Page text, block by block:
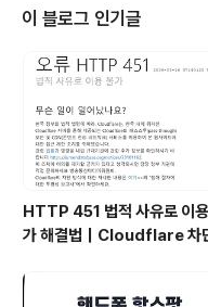
험과 엔터테인먼트를 선사하는만
럭시s9fe 성능 및 사양을 비교하고
는 다양한 할인혜택에 대해 알아본
들은 민트, 라벤더, 그레이 3가지
색상은 삼성닷컴과 갤럭시 캠퍼스
공된다. S..
이 블로그 인기글
HTTP 451 법적 사유로 이
가 해결법｜Cloudflare 차